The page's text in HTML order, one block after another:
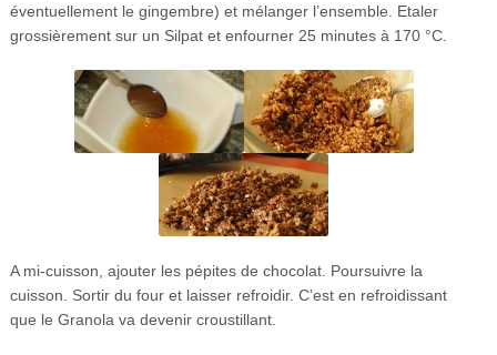
éventuellement le gingembre) et mélanger l’ensemble. Etaler
grossièrement sur un Silpat et enfourner 25 minutes à 170 °C.
A mi-cuisson, ajouter les pépites de chocolat. Poursuivre la
cuisson. Sortir du four et laisser refroidir. C’est en refroidissant
que le Granola va devenir croustillant.